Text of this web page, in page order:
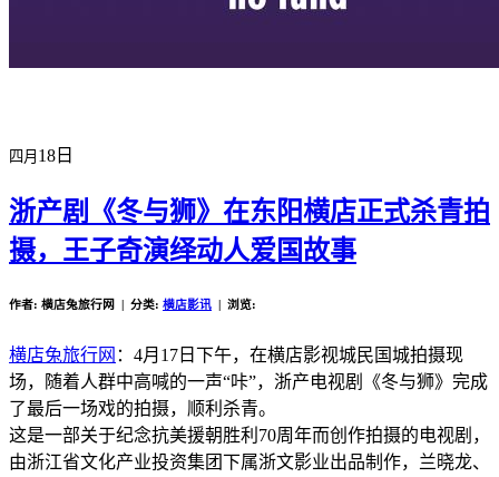
四月 18日
浙产剧《冬与狮》在东阳横店正式杀青拍
摄，王子奇演绎动人爱国故事
作者: 横店兔旅行网 | 分类: 横店影讯 | 浏览:
横店兔旅行网 ：4月17日下午，在横店影视城民国城拍摄现
场，随着人群中高喊的一声“咔”，浙产电视剧《冬与狮》完成
了最后一场戏的拍摄，顺利杀青。
这是一部关于纪念抗美援朝胜利70周年而创作拍摄的电视剧，
由浙江省文化产业投资集团下属浙文影业出品制作，兰晓龙、